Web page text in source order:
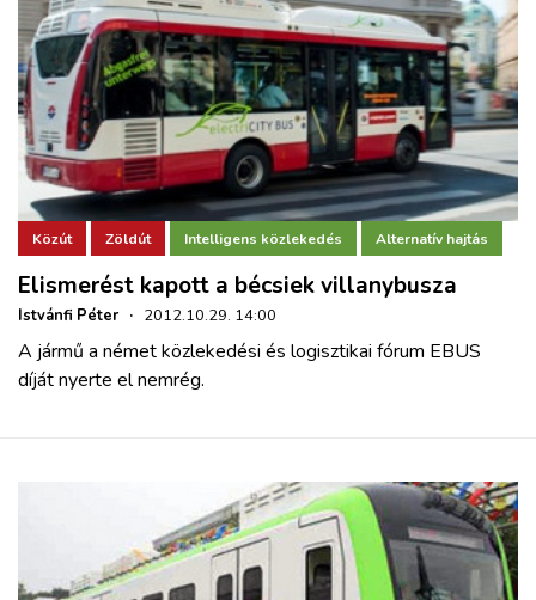
Közút Zöldút Intelligens közlekedés Alternatív hajtás
Elismerést kapott a bécsiek villanybusza
Istvánfi Péter · 2012.10.29. 14:00
A jármű a német közlekedési és logisztikai fórum EBUS
díját nyerte el nemrég.